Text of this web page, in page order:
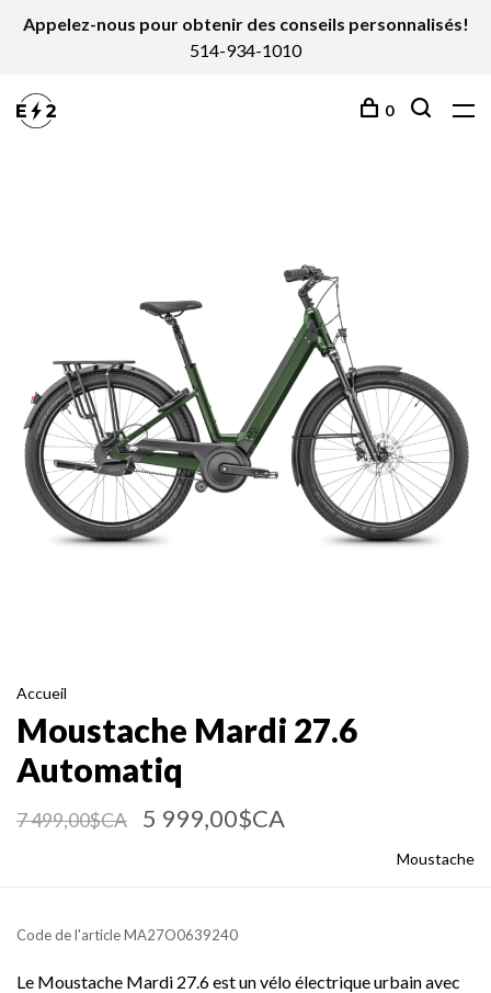
Appelez-nous pour obtenir des conseils personnalisés!
514-934-1010
0
Accueil
Moustache Mardi 27.6
Automatiq
7 499,00$CA 5 999,00$CA
Moustache
Code de l'articleMA27O0639240
Le Moustache Mardi 27.6 est un vélo électrique urbain avec